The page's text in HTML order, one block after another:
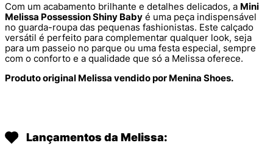
Com um acabamento brilhante e detalhes delicados, a Mini
Melissa Possession Shiny Baby é uma peça indispensável
no guarda-roupa das pequenas fashionistas. Este calçado
versátil é perfeito para complementar qualquer look, seja
para um passeio no parque ou uma festa especial, sempre
com o conforto e a qualidade que só a Melissa oferece.
Produto original Melissa vendido por Menina Shoes.
Lançamentos da Melissa: